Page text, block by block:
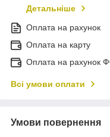
Детальніше
Оплата на рахунок
Оплата на карту
Оплата на рахунок
Всі умови оплати
Умови повернення